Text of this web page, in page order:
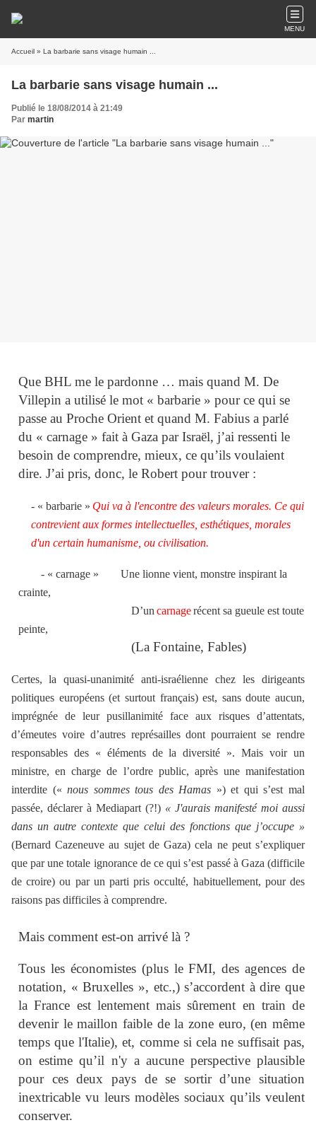
MENU
Accueil » La barbarie sans visage humain ...
La barbarie sans visage humain ...
Publié le 18/08/2014 à 21:49
Par martin
Que BHL me le pardonne … mais quand M. De
Villepin a utilisé le mot « barbarie » pour ce qui se
passe au Proche Orient et quand M. Fabius a parlé
du « carnage » fait à Gaza par Israël, j’ai ressenti le
besoin de comprendre, mieux, ce qu’ils voulaient
dire. J’ai pris, donc, le Robert pour trouver :
- « barbarie » Qui va à l'encontre des valeurs morales. Ce qui
contrevient aux formes intellectuelles, esthétiques, morales
d'un certain humanisme, ou civilisation.
- « carnage »
Une lionne vient, monstre inspirant la
crainte,
D’un carnagerécent sa gueule est toute
peinte,
(La Fontaine, Fables)
Certes, la quasi-unanimité anti-israélienne chez les dirigeants
politiques européens (et surtout français) est, sans doute aucun,
imprégnée de leur pusillanimité face aux risques d’attentats,
d’émeutes voire d’autres représailles dont pourraient se rendre
responsables des « éléments de la diversité ». Mais voir un
ministre, en charge de l’ordre public, après une manifestation
interdite («nous sommes tous des Hamas ») et qui s’est mal
passée, déclarer à Mediapart (?!) « J'aurais manifesté moi aussi
dans un autre contexte que celui des fonctions que j’occupe »
(Bernard Cazeneuve au sujet de Gaza) cela ne peut s’expliquer
que par une totale ignorance de ce qui s’est passé à Gaza (difficile
de croire) ou par un parti pris occulté, habituellement, pour des
raisons pas difficiles à comprendre.
Mais comment est-on arrivé là ?
Tous les économistes (plus le FMI, des agences de
notation, « Bruxelles », etc.,) s’accordent à dire que
la France est lentement mais sûrement en train de
devenir le maillon faible de la zone euro, (en même
temps que l'Italie), et, comme si cela ne suffisait pas,
on estime qu’il n'y a aucune perspective plausible
pour ces deux pays de se sortir d’une situation
inextricable vu leurs modèles sociaux qu’ils veulent
conserver.